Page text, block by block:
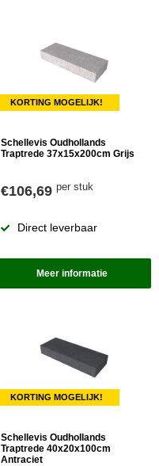
KORTING MOGELIJK!
Schellevis Oudhollands
Traptrede 37x15x200cm Grijs
€106,69per stuk
Direct leverbaar
Meer informatie
KORTING MOGELIJK!
Schellevis Oudhollands
Traptrede 40x20x100cm
Antraciet